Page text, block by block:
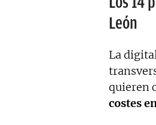
León
La
quieren
costes